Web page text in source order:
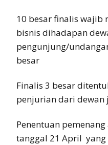
10 besar finalis wajib
bisnis dihadapan
pengunjung/
besar
Finalis 3 besar
penjurian dari
Penentuan
tanggal 21 April yang